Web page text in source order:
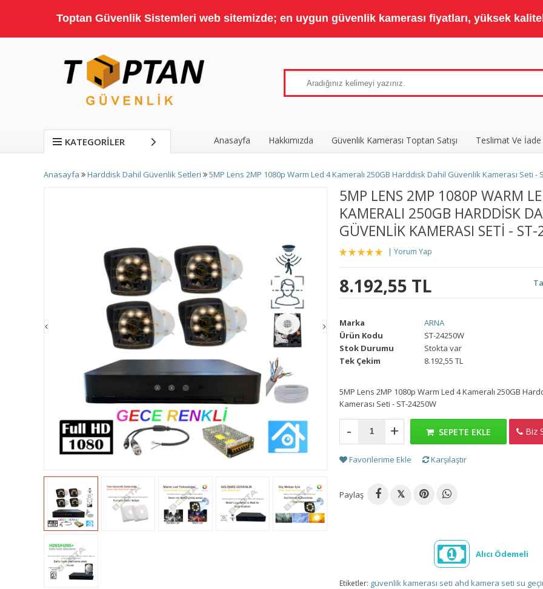
Toptan Güvenlik Sistemleri web sitemizde; en uygun güvenlik kamerası fiyatları, yüksek
KATEGORILER Anasayfa Hakkımızda Güvenlik Kamerası Toptan Satışı Teslimat Ve İade
Anasayfa Harddisk Dahil Güvenlik Setleri 5MP Lens 2MP 1080p Warm Led 4 Kameralı 250GB Harddisk Dahil Güvenlik Kamerası Seti -
5MP LENS 2MP 1080P WARM
KAMERALI 250GB HARDDISK
GÜVENLIK KAMERASI SETI -
Yorum Yap
8.192,55 TL
Marka
ARNA
Ürün Kodu
ST-24250W
Stok Durumu
Stokta var
Tek Çekim
8.192,55 TL
5MP Lens 2MP 1080p Warm Led 4 Kameralı 250GB
Kamerası Seti - ST-24250W
- + SEPETE EKLE
Favorilerime Ekle Karşılaştır
Biz
Paylaş 𝕏
Alıcı Ödemeli
Etiketler: güvenlik kamerası seti ahd kamera seti su